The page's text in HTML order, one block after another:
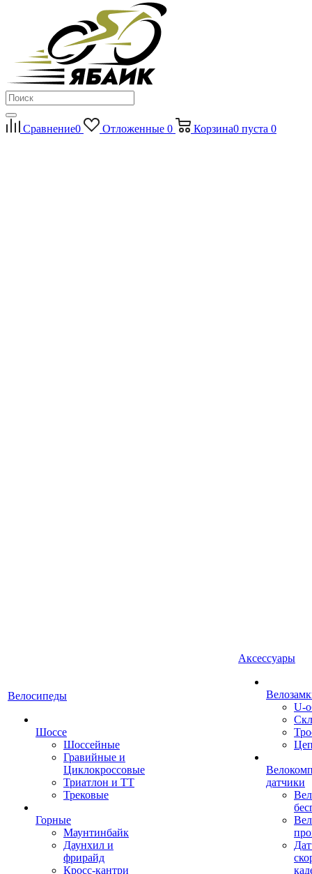
Сравнение0 Отложенные 0 Корзина0 пуста 0
Велосипеды
Шоссе
Шоссейные
Гравийные и
Циклокроссовые
Триатлон и ТТ
Трековые
Горные
Маунтинбайк
Даунхил и
фрирайд
Кросс-кантри
Аксессуары
U-
датчики